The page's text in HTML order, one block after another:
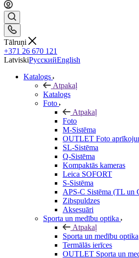
Tālruņi
+371 26 670 121
LatviskiРусскийEnglish
Katalogs
Atpakaļ
Katalogs
Foto
Atpakaļ
Foto
M-Sistēma
OUTLET Foto
SL-Sistēma
Q-Sistēma
Kompaktās kameras
Leica SOFORT
S-Sistēma
APS-C Sistēma (TL un
Zibspuldzes
Aksesuāri
Sporta un medību optika
Atpakaļ
Sporta un medību optika
Termālās ierīces
OUTLET Sporta un